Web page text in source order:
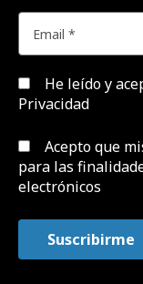
He leído y
Privacidad
Acepto que
para las
electrónicos